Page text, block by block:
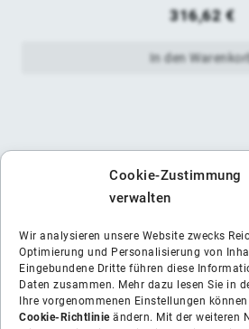
Cookie-Zustimmung
verwalten
Wir analysieren unsere Website zwecks
Optimierung und Personalisierung von
Eingebundene Dritte führen diese
Daten zusammen. Mehr dazu lesen Sie in
Ihre vorgenommenen Einstellungen
Cookie-Richtlinieändern. Mit der weiteren
316,62€
In den